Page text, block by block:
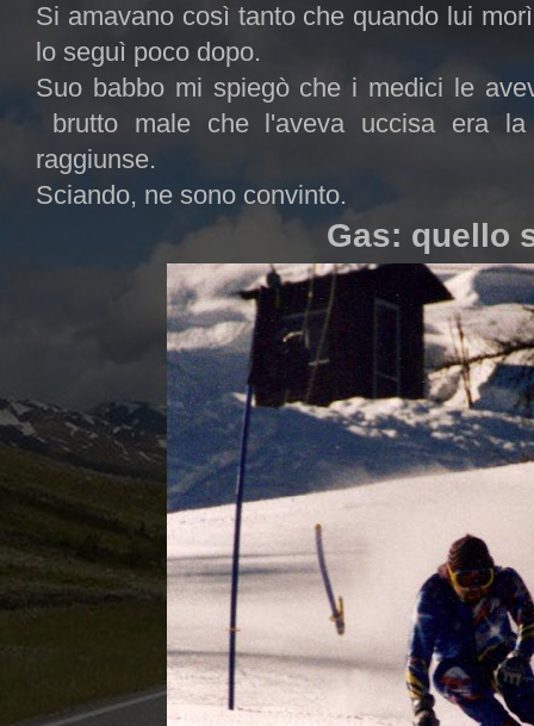
Si amavano così tanto che quando lui
lo seguì poco dopo.
Suo babbo mi spiegò che i medici le
brutto male che l'aveva uccisa era
raggiunse.
Sciando, ne sono convinto.
Gas: quello